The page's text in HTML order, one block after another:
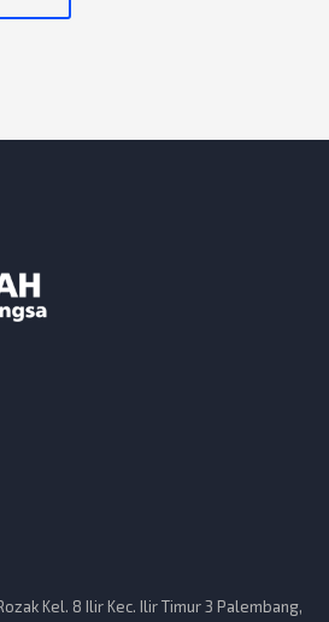
Kel. 8 Ilir Kec. Ilir Timur 3 Palembang,